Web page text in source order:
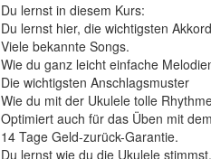
Du lernst in diesem Kurs:
Du lernst hier, die wichtigsten
Viele bekannte Songs.
Wie du ganz leicht einfache
Die wichtigsten Anschlagsmuster
Wie du mit der Ukulele tolle
Optimiert auch für das Üben mit
14 Tage Geld-zurück-Garantie.
Du lernst wie du die Ukulele stimmst.